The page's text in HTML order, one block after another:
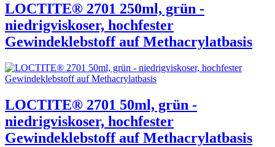
LOCTITE® 2701 250ml, grün -
niedrigviskoser, hochfester
Gewindeklebstoff auf Methacrylatbasis
LOCTITE® 2701 50ml, grün -
niedrigviskoser, hochfester
Gewindeklebstoff auf Methacrylatbasis